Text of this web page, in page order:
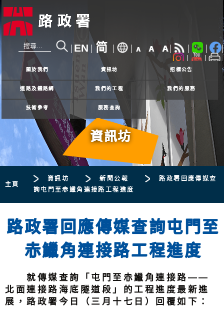
EN 简 A A A
2926 4111
關於我們 資訊坊 招標公告
道路及鐵路網 我們的工程 我們的服務
技術參考 服務查詢
主頁
資訊坊
資訊坊 新聞公報
路政署回應傳媒查
詢屯門至赤鱲角連接路工程進度
路政署回應傳媒查詢屯門至
赤鱲角連接路工程進度
就傳媒查詢「屯門至赤鱲角連接路——
北面連接路海底隧道段」的工程進度最新進
展，路政署今日（三月十七日）回覆如下：